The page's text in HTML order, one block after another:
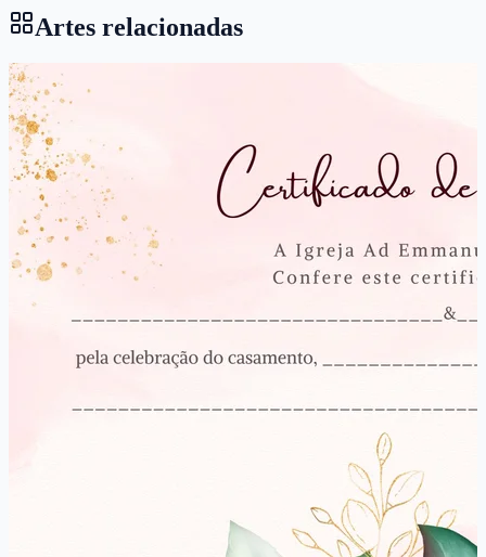
Artes relacionadas